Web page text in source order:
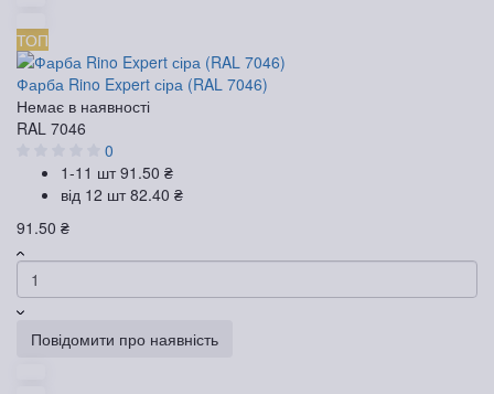
ТОП
Фарба Rino Expert сіра (RAL 7046)
Немає в наявності
RAL 7046
0
1-11 шт91.50 ₴
від 12 шт82.40 ₴
91.50 ₴
Повідомити про наявність